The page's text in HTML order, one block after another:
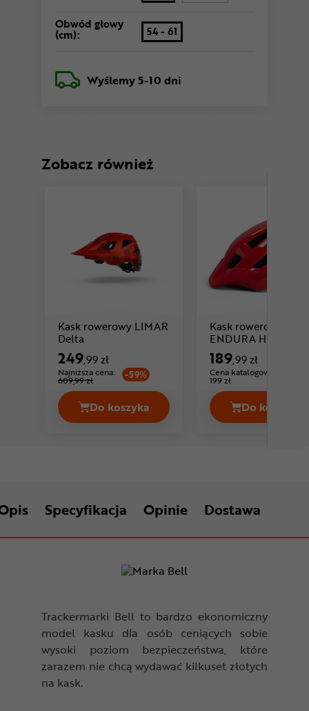
Obwód głowy
(cm): 54 - 61
Wyślemy5-10 dni
Zobacz również
Kask rowerowy LIMAR
Delta
249,99 zł
Najniższa cena:
609,99 zł -59%
Do koszyka
Kask rowerowy LIMAR Delta Cena
Kask rowerowy
ENDURA Hummvee
189,99 zł
Cena katalogowa:
199 zł
Do koszyka
Specyfikacja Opinie Dostawa
Trackermarki Bell to bardzo ekonomiczny
model kasku dla osób ceniących sobie
wysoki poziom bezpieczeństwa, które
zarazem nie chcą wydawać kilkuset złotych
na kask.